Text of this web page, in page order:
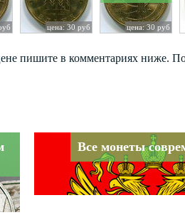
цена: 30 руб цена: 30 руб
пишите в комментариях ниже.
Все монеты